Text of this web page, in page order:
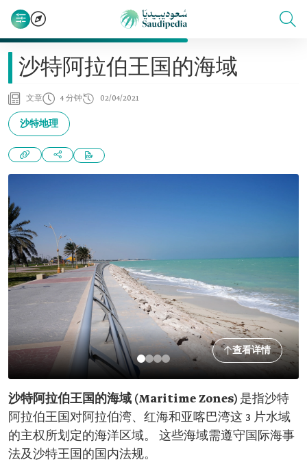
沙特阿拉伯王国的海域
文章 4 分钟 02/04/2021
沙特地理
查看详情
沙特阿拉伯王国的海域 (Maritime Zones) 是指沙特
阿拉伯王国对阿拉伯湾、红海和亚喀巴湾这 3 片水域
的主权所划定的海洋区域。 这些海域需遵守国际海事
法及沙特王国的国内法规。